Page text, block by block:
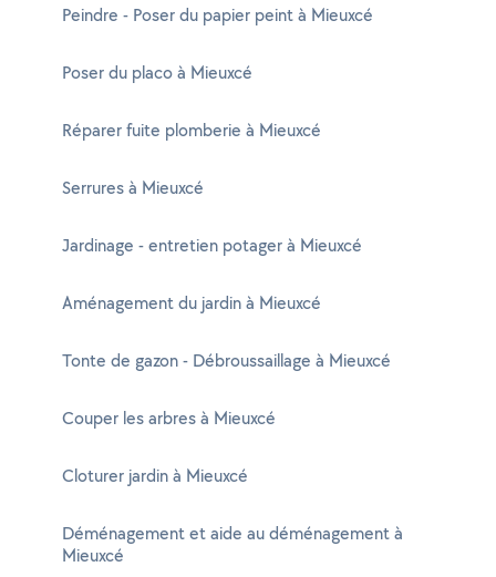
Peindre - Poser du papier peint à Mieuxcé
Poser du placo à Mieuxcé
Réparer fuite plomberie à Mieuxcé
Serrures à Mieuxcé
Jardinage - entretien potager à Mieuxcé
Aménagement du jardin à Mieuxcé
Tonte de gazon - Débroussaillage à Mieuxcé
Couper les arbres à Mieuxcé
Cloturer jardin à Mieuxcé
Déménagement et aide au déménagement à
Mieuxcé